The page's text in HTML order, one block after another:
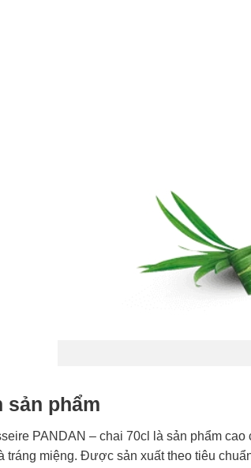
sản phẩm
PANDAN – chai 70cl là sản phẩm
tráng miệng. Được sản xuất theo tiêu